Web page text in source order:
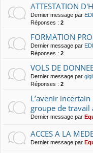
ATTESTATION
Dernier message par EDI
Réponses : 2
FORMATION
Dernier message par EDI
Réponses : 2
VOLS DE
Dernier message par
Réponses : 2
L’avenir
groupe de
Dernier message par
ACCES A LA
Dernier message par